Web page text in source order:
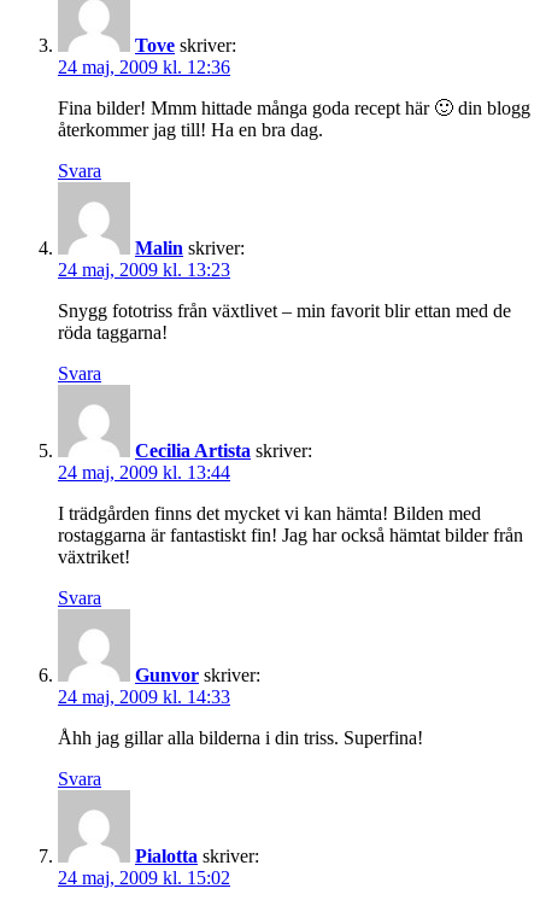
Tove skriver:
24 maj, 2009 kl. 12:36
Fina bilder! Mmm hittade många goda recept här 🙂 din blogg
återkommer jag till! Ha en bra dag.
Svara
Malin skriver:
24 maj, 2009 kl. 13:23
Snygg fototriss från växtlivet – min favorit blir ettan med de
röda taggarna!
Svara
Cecilia Artista skriver:
24 maj, 2009 kl. 13:44
I trädgården finns det mycket vi kan hämta! Bilden med
rostaggarna är fantastiskt fin! Jag har också hämtat bilder från
växtriket!
Svara
Gunvor skriver:
24 maj, 2009 kl. 14:33
Åhh jag gillar alla bilderna i din triss. Superfina!
Svara
Pialotta skriver:
24 maj, 2009 kl. 15:02